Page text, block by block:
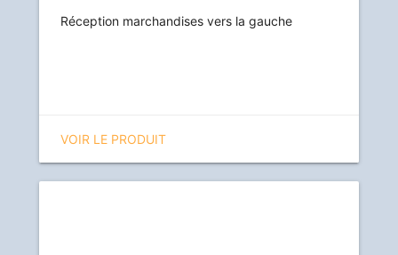
Réception marchandises vers la gauche
VOIR LE PRODUIT